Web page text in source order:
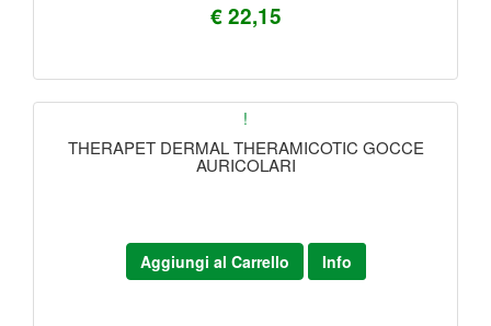
€ 22,15
!
THERAPET DERMAL THERAMICOTIC GOCCE
AURICOLARI
Aggiungi al Carrello Info